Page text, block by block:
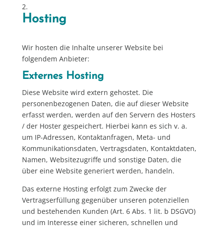
Hosting
Wir hosten die Inhalte unserer Website bei
folgendem Anbieter:
Externes Hosting
Diese Website wird extern gehostet. Die
personenbezogenen Daten, die auf dieser Website
erfasst werden, werden auf den Servern des Hosters
/ der Hoster gespeichert. Hierbei kann es sich v. a.
um IP-Adressen, Kontaktanfragen, Meta- und
Kommunikationsdaten, Vertragsdaten, Kontaktdaten,
Namen, Websitezugriffe und sonstige Daten, die
über eine Website generiert werden, handeln.
Das externe Hosting erfolgt zum Zwecke der
Vertragserfüllung gegenüber unseren potenziellen
und bestehenden Kunden (Art. 6 Abs. 1 lit. b DSGVO)
und im Interesse einer sicheren, schnellen und